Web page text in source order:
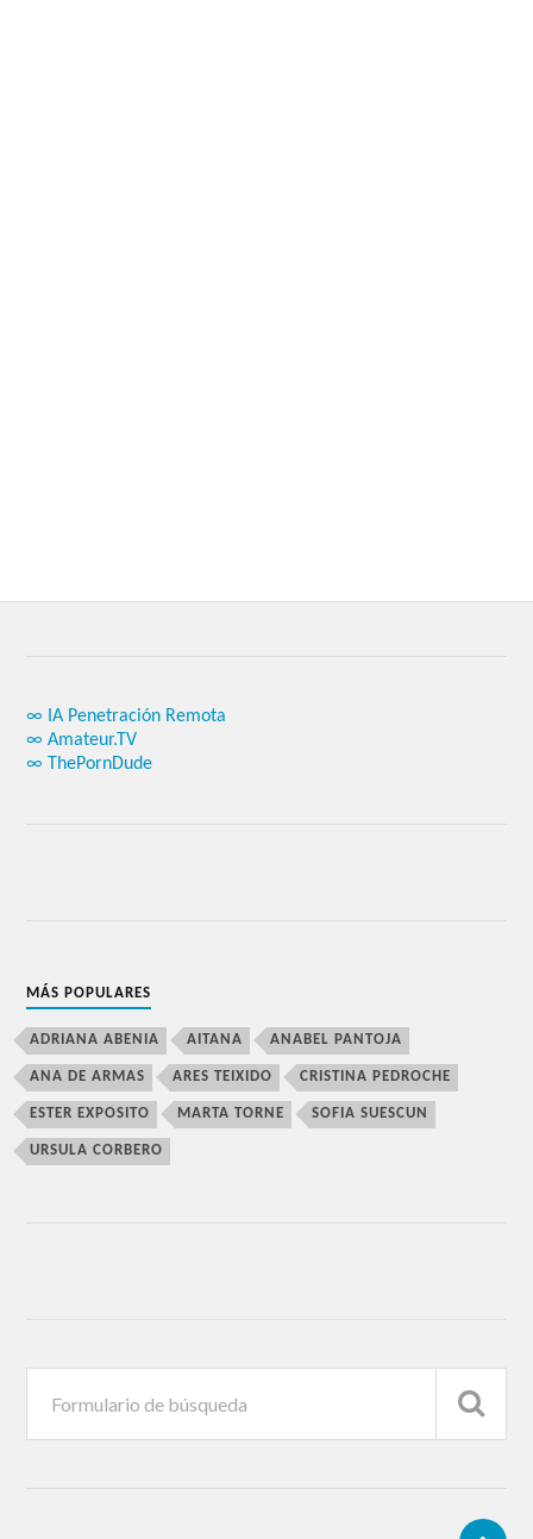
∞ IA Penetración Remota
∞ Amateur.TV
∞ ThePornDude
MÁS POPULARES
ADRIANA ABENIA AITANA ANABEL PANTOJA
ANA DE ARMAS ARES TEIXIDO CRISTINA PEDROCHE
ESTER EXPOSITO MARTA TORNE SOFIA SUESCUN
URSULA CORBERO